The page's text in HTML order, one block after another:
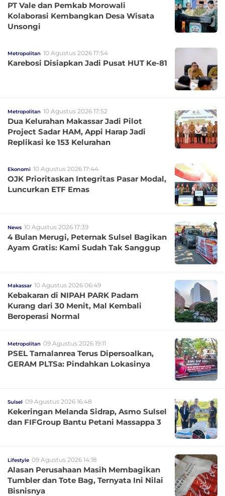
PT Vale dan Pemkab Morowali
Kolaborasi Kembangkan Desa Wisata
Unsongi
Metropolitan 10 Agustus 2026 17:54
Karebosi Disiapkan Jadi Pusat HUT Ke-81
Metropolitan 10 Agustus 2026 17:52
Dua Kelurahan Makassar Jadi Pilot
Project Sadar HAM, Appi Harap Jadi
Replikasi ke 153 Kelurahan
Ekonomi 10 Agustus 2026 17:44
OJK Prioritaskan Integritas Pasar Modal,
Luncurkan ETF Emas
News 10 Agustus 2026 17:39
4 Bulan Merugi, Peternak Sulsel Bagikan
Ayam Gratis: Kami Sudah Tak Sanggup
Makassar 10 Agustus 2026 06:49
Kebakaran di NIPAH PARK Padam
Kurang dari 30 Menit, Mal Kembali
Beroperasi Normal
Metropolitan 09 Agustus 2026 19:11
PSEL Tamalanrea Terus Dipersoalkan,
GERAM PLTSa: Pindahkan Lokasinya
Sulsel 09 Agustus 2026 16:48
Kekeringan Melanda Sidrap, Asmo Sulsel
dan FIFGroup Bantu Petani Massappa 3
Lifestyle 09 Agustus 2026 14:18
Alasan Perusahaan Masih Membagikan
Tumbler dan Tote Bag, Ternyata Ini Nilai
Bisnisnya